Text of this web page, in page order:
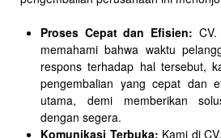
Proses Cepat dan Efisien:
memahami bahwa waktu
respons terhadap hal tersebut,
pengembalian yang cepat dan
utama, demi memberikan
dengan segera.
Komunikasi Terbuka: Kami di